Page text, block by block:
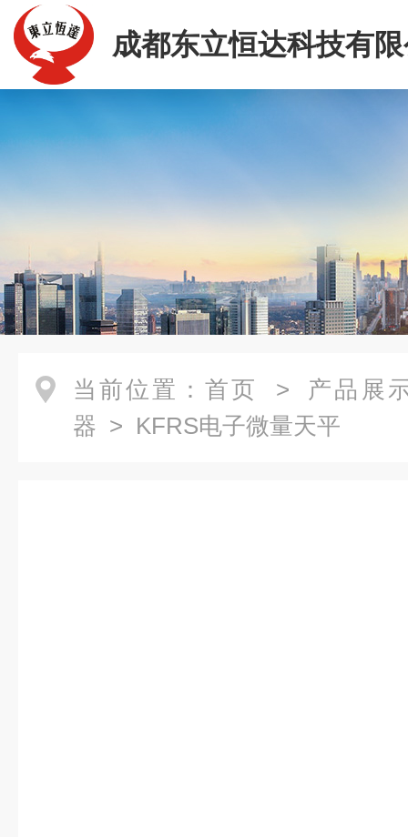
成都东立恒达科技有
当前位置： 首页 > 产品展
器 > KFRS电子微量天平